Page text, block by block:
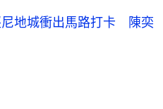
地城衝出馬路打卡 陳奕